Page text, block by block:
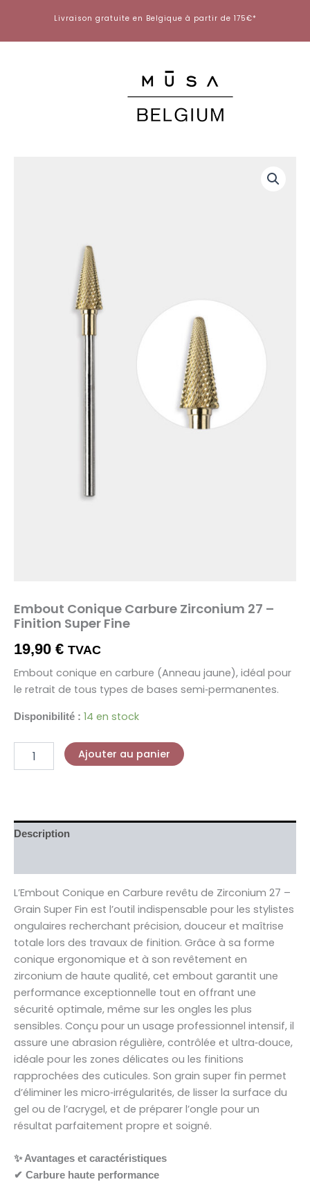
contenu
Livraison gratuite en Belgique à partir de 175€*
Embout Conique Carbure Zirconium 27 –
Finition Super Fine
19,90 € TVAC
Embout conique en carbure (Anneau jaune), idéal pour
le retrait de tous types de bases semi‑permanentes.
Disponibilité : 14 en stock
Ajouter au panier
Description
L’Embout Conique en Carbure revêtu de Zirconium 27 –
Grain Super Fin est l’outil indispensable pour les stylistes
ongulaires recherchant précision, douceur et maîtrise
totale lors des travaux de finition. Grâce à sa forme
conique ergonomique et à son revêtement en
zirconium de haute qualité, cet embout garantit une
performance exceptionnelle tout en offrant une
sécurité optimale, même sur les ongles les plus
sensibles. Conçu pour un usage professionnel intensif, il
assure une abrasion régulière, contrôlée et ultra‑douce,
idéale pour les zones délicates ou les finitions
rapprochées des cuticules. Son grain super fin permet
d’éliminer les micro‑irrégularités, de lisser la surface du
gel ou de l’acrygel, et de préparer l’ongle pour un
résultat parfaitement propre et soigné.
✨ Avantages et caractéristiques
✔ Carbure haute performance